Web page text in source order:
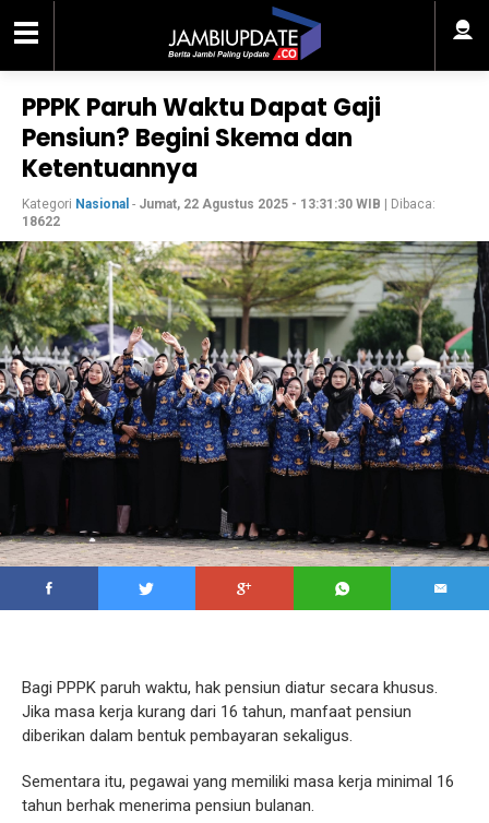
PPPK Paruh Waktu Dapat Gaji
Pensiun? Begini Skema dan
Ketentuannya
Kategori Nasional - Jumat, 22 Agustus 2025 - 13:31:30 WIB | Dibaca:
18622
Bagi PPPK paruh waktu, hak pensiun diatur secara khusus.
Jika masa kerja kurang dari 16 tahun, manfaat pensiun
diberikan dalam bentuk pembayaran sekaligus.
Sementara itu, pegawai yang memiliki masa kerja minimal 16
tahun berhak menerima pensiun bulanan.